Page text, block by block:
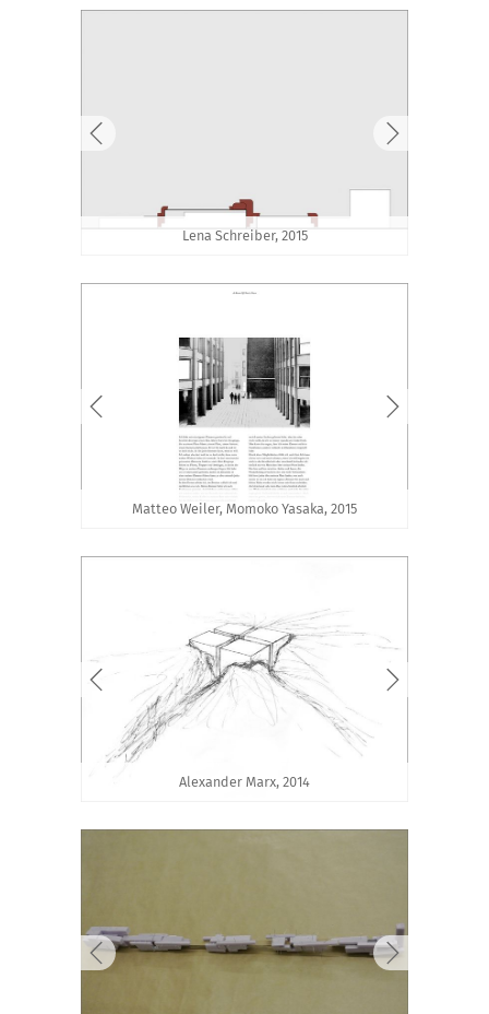
Lena Schreiber, 2015
Matteo Weiler, Momoko Yasaka, 2015
Alexander Marx, 2014